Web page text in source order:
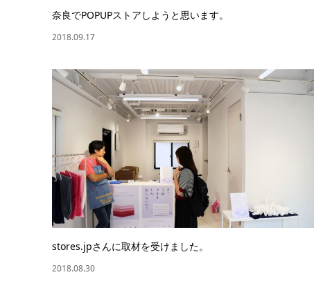
奈良でPOPUPストアしようと思います。
2018.09.17
stores.jpさんに取材を受けました。
2018.08.30